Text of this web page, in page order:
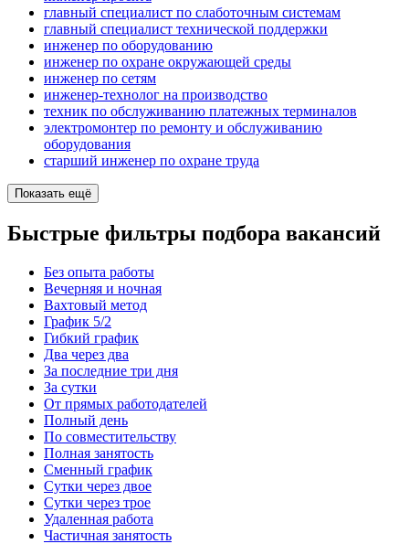
главный специалист по слаботочным системам
главный специалист технической поддержки
инженер по оборудованию
инженер по охране окружающей среды
инженер по сетям
инженер-технолог на производство
техник по обслуживанию платежных терминалов
электромонтер по ремонту и обслуживанию
оборудования
старший инженер по охране труда
Показать ещё
Быстрые фильтры подбора вакансий
Без опыта работы
Вечерняя и ночная
Вахтовый метод
График 5/2
Гибкий график
Два через два
За последние три дня
За сутки
От прямых работодателей
Полный день
По совместительству
Полная занятость
Сменный график
Сутки через двое
Сутки через трое
Удаленная работа
Частичная занятость